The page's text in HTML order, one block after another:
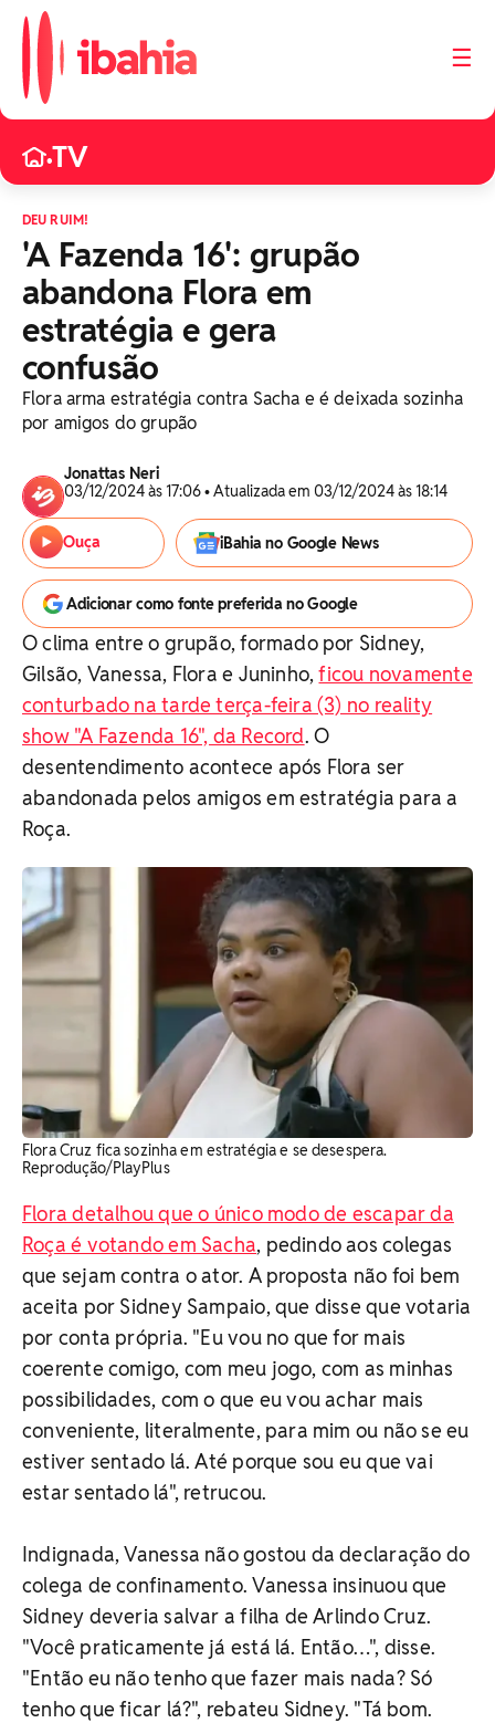
☰
•TV
DEU RUIM!
'A Fazenda 16': grupão
abandona Flora em
estratégia e gera
confusão
Flora arma estratégia contra Sacha e é deixada sozinha
por amigos do grupão
Jonattas Neri
03/12/2024 às 17:06 • Atualizada em 03/12/2024 às 18:14
Ouça iBahia no Google News
Adicionar como fonte preferida no Google
O clima entre o grupão, formado por Sidney,
Gilsão, Vanessa, Flora e Juninho,ficou novamente
conturbado na tarde terça-feira (3) no reality
show "A Fazenda 16", da Record. O
desentendimento acontece após Flora ser
abandonada pelos amigos em estratégia para a
Roça.
Flora Cruz fica sozinha em estratégia e se desespera.
Reprodução/PlayPlus
Flora detalhou que o único modo de escapar da
Roça é votando em Sacha, pedindo aos colegas
que sejam contra o ator. A proposta não foi bem
aceita por Sidney Sampaio, que disse que votaria
por conta própria. "Eu vou no que for mais
coerente comigo, com meu jogo, com as minhas
possibilidades, com o que eu vou achar mais
conveniente, literalmente, para mim ou não se eu
estiver sentado lá. Até porque sou eu que vai
estar sentado lá", retrucou.
Indignada, Vanessa não gostou da declaração do
colega de confinamento. Vanessa insinuou que
Sidney deveria salvar a filha de Arlindo Cruz.
"Você praticamente já está lá. Então…", disse.
"Então eu não tenho que fazer mais nada? Só
tenho que ficar lá?", rebateu Sidney. "Tá bom.